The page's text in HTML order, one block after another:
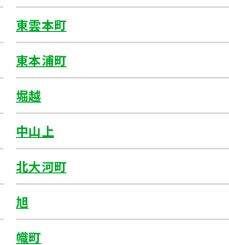
要確認
物件No. 33294
お気に入り
東雲本町
東本浦町
堀越
中山上
北大河町
旭
幟町